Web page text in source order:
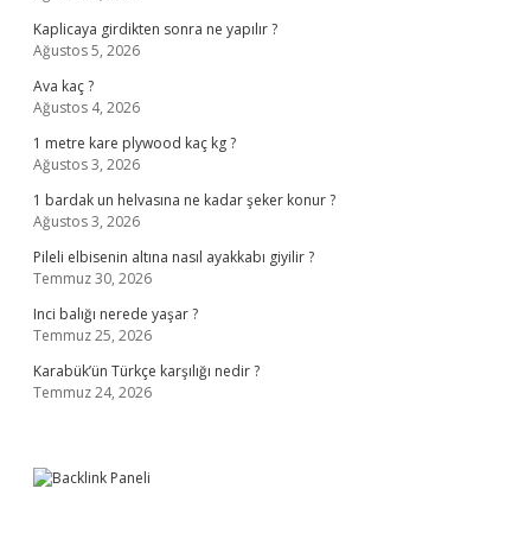
Kaplicaya girdikten sonra ne yapılır ?
Ağustos 5, 2026
Ava kaç ?
Ağustos 4, 2026
1 metre kare plywood kaç kg ?
Ağustos 3, 2026
1 bardak un helvasına ne kadar şeker konur ?
Ağustos 3, 2026
Pileli elbisenin altına nasıl ayakkabı giyilir ?
Temmuz 30, 2026
Inci balığı nerede yaşar ?
Temmuz 25, 2026
Karabük’ün Türkçe karşılığı nedir ?
Temmuz 24, 2026